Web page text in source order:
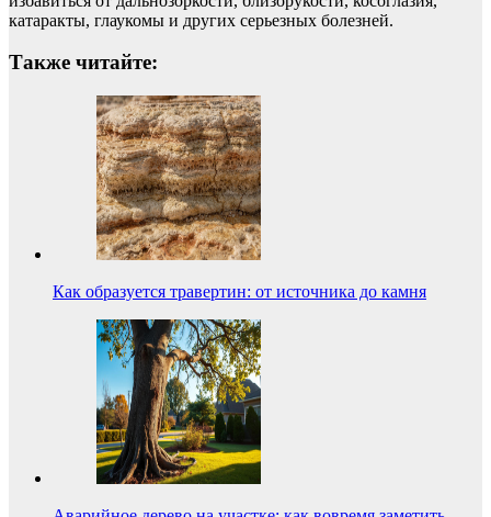
катаракты, глаукомы и других серьезных болезней.
Также читайте:
Как образуется травертин: от источника до камня